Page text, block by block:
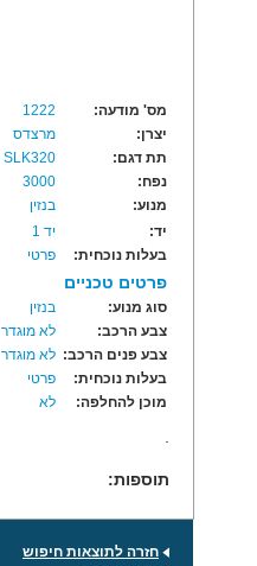
מס' מודעה:
1222
יצרן:
מרצדס
תת דגם:
SLK320 אוט' קבריולט 3.2
נפח:
3000
מנוע:
בנזין
יד:
יד 1
בעלות נוכחית:
פרטי
פרטים טכניים
סוג מנוע:
בנזין
צבע הרכב:
לא מוגדר
צבע פנים הרכב: לא מוגדר
בעלות נוכחית:
פרטי
מוכן להחלפה:
לא
תוספות:
חזרה לתוצאות חיפוש